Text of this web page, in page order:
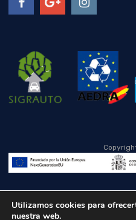
Utilizamos cookies para
nuestra web.